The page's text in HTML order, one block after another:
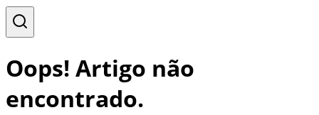
Oops! Artigo não
encontrado.